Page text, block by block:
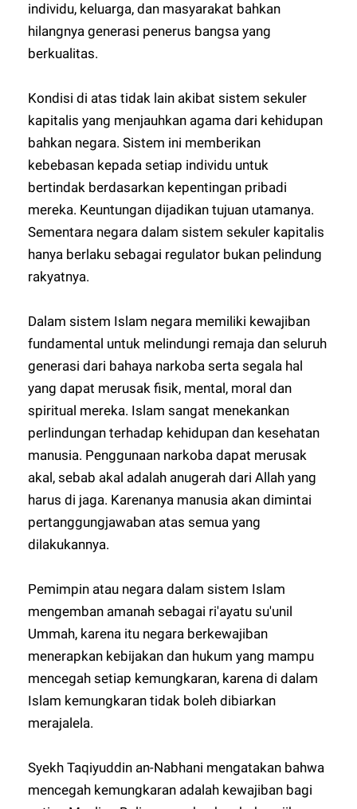
individu, keluarga, dan masyarakat bahkan
hilangnya generasi penerus bangsa yang
berkualitas.
Kondisi di atas tidak lain akibat sistem sekuler
kapitalis yang menjauhkan agama dari kehidupan
bahkan negara. Sistem ini memberikan
kebebasan kepada setiap individu untuk
bertindak berdasarkan kepentingan pribadi
mereka. Keuntungan dijadikan tujuan utamanya.
Sementara negara dalam sistem sekuler kapitalis
hanya berlaku sebagai regulator bukan pelindung
rakyatnya.
Dalam sistem Islam negara memiliki kewajiban
fundamental untuk melindungi remaja dan seluruh
generasi dari bahaya narkoba serta segala hal
yang dapat merusak fisik, mental, moral dan
spiritual mereka. Islam sangat menekankan
perlindungan terhadap kehidupan dan kesehatan
manusia. Penggunaan narkoba dapat merusak
akal, sebab akal adalah anugerah dari Allah yang
harus di jaga. Karenanya manusia akan dimintai
pertanggungjawaban atas semua yang
dilakukannya.
Pemimpin atau negara dalam sistem Islam
mengemban amanah sebagai ri'ayatu su'unil
Ummah, karena itu negara berkewajiban
menerapkan kebijakan dan hukum yang mampu
mencegah setiap kemungkaran, karena di dalam
Islam kemungkaran tidak boleh dibiarkan
merajalela.
Syekh Taqiyuddin an-Nabhani mengatakan bahwa
mencegah kemungkaran adalah kewajiban bagi